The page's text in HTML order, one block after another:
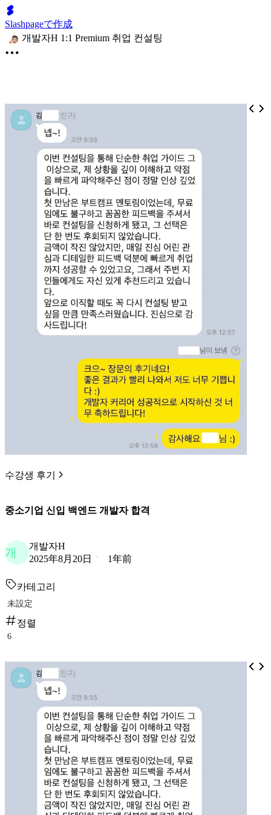
Slashpageで作成
개발자H 1:1 Premium 취업 컨설팅
수강생 후기
중소기업 신입 백엔드 개발자 합격
개
개발자H
2025年8月20日
1年前
카테고리
未設定
정렬
6